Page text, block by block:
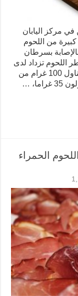
مركز اليابان
من اللحوم
بسرطان
اللحوم تزداد لدى
الرجال بنسبة قد تصل إلى 44 بالمائة عند تناول 100 غرام من
…
الحمراء